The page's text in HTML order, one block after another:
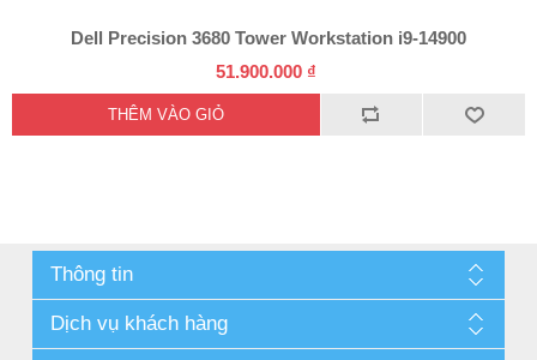
Dell Precision 3680 Tower Workstation i9-14900
51.900.000 ₫
Thông tin
Dịch vụ khách hàng